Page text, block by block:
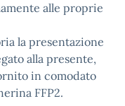
alle proprie
la presentazione
alla presente,
in comodato
FFP2.